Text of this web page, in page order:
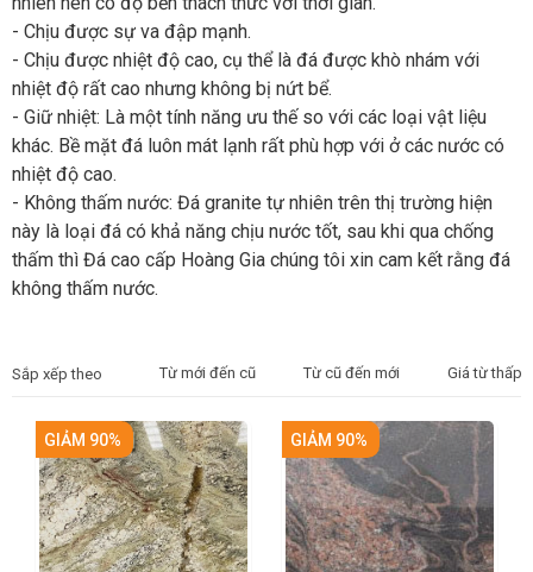
- Chịu được sự va đập mạnh.
- Chịu được nhiệt độ cao, cụ thể là đá được khò nhám với
nhiệt độ rất cao nhưng không bị nứt bể.
- Giữ nhiệt: Là một tính năng ưu thế so với các loại vật liệu
khác. Bề mặt đá luôn mát lạnh rất phù hợp với ở các nước có
nhiệt độ cao.
- Không thấm nước: Đá granite tự nhiên trên thị trường hiện
này là loại đá có khả năng chịu nước tốt, sau khi qua chống
thấm thì Đá cao cấp Hoàng Gia chúng tôi xin cam kết rằng đá
không thấm nước.
Sắp xếp theo Từ mới đến cũ Từ cũ đến mới Giá từ thấp
GIẢM 90% GIẢM 90%